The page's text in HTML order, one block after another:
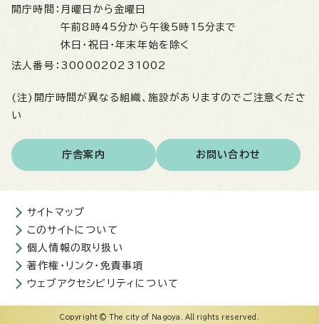
開庁時間： 月曜日から金曜日
午前8時45分から午後5時15分まで
休日・祝日・年末年始を除く
法人番号： 3000020231002
(注)開庁時間が異なる組織、施設がありますのでご注意くださ
い
庁舎案内 お問い合わせ
サイトマップ
このサイトについて
個人情報の取り扱い
著作権・リンク・免責事項
ウェブアクセシビリティについて
Copyright © The city of Nagoya. All rights reserved.